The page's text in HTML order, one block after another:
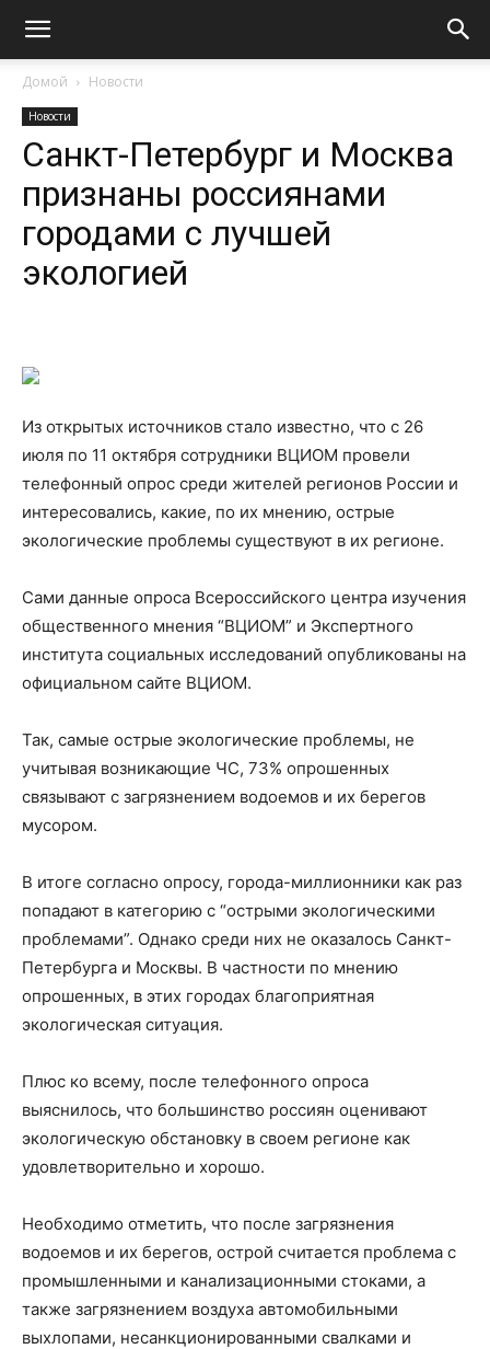
Домой Новости
Новости
Санкт-Петербург и Москва
признаны россиянами
городами с лучшей
экологией
Из открытых источников стало известно, что с 26
июля по 11 октября сотрудники ВЦИОМ провели
телефонный опрос среди жителей регионов России и
интересовались, какие, по их мнению, острые
экологические проблемы существуют в их регионе.
Сами данные опроса Всероссийского центра изучения
общественного мнения “ВЦИОМ” и Экспертного
института социальных исследований опубликованы на
официальном сайте ВЦИОМ.
Так, самые острые экологические проблемы, не
учитывая возникающие ЧС, 73% опрошенных
связывают с загрязнением водоемов и их берегов
мусором.
В итоге согласно опросу, города-миллионники как раз
попадают в категорию с “острыми экологическими
проблемами”. Однако среди них не оказалось Санкт-
Петербурга и Москвы. В частности по мнению
опрошенных, в этих городах благоприятная
экологическая ситуация.
Плюс ко всему, после телефонного опроса
выяснилось, что большинство россиян оценивают
экологическую обстановку в своем регионе как
удовлетворительно и хорошо.
Необходимо отметить, что после загрязнения
водоемов и их берегов, острой считается проблема с
промышленными и канализационными стоками, а
также загрязнением воздуха автомобильными
выхлопами, несанкционированными свалками и